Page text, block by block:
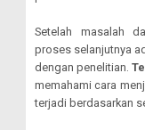
Setelah masalah
proses selanjutnya
dengan penelitian.
memahami cara
terjadi berdasarkan